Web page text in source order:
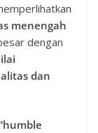
menengah
dengan
dan